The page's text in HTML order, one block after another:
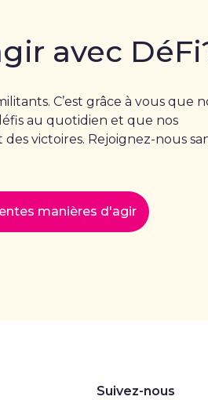
avec
C’est grâce à vous que
au quotidien et que nos
victoires. Rejoignez-nous
manières d'agir
Suivez-nous